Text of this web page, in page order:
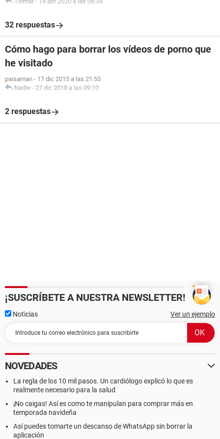
32 respuestas
Cómo hago para borrar los vídeos de porno que
he visitado
paisaman - 17 dic 2015 a las 21:55
Nadie - 27 dic 2018 a las 09:10
2 respuestas
¡SUSCRÍBETE A NUESTRA NEWSLETTER!
Noticias Ver un ejemplo
NOVEDADES
La regla de los 10 mil pasos. Un cardiólogo explicó lo que es
realmente necesario para la salud
¡No caigas! Así es como te manipulan para comprar más en
temporada navideña
Así puedes tomarte un descanso de WhatsApp sin borrar la
aplicación